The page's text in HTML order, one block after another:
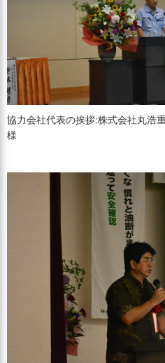
協力会社代表の挨拶:株式会社丸
様